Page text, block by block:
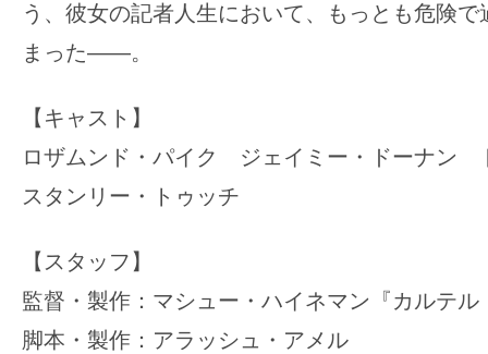
う、彼女の記者人生において、もっとも危険
まった――。
【キャスト】
ロザムンド・パイク ジェイミー・ドーナ
スタンリー・トゥッチ
【スタッフ】
監督・製作：マシュー・ハイネマン『カルテ
脚本・製作：アラッシュ・アメル